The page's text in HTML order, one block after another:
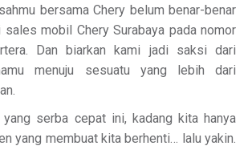
bersama Chery belum benar-benar
sales mobil Chery Surabaya pada nomor
Dan biarkan kami jadi saksi dari
menuju sesuatu yang lebih dari
yang serba cepat ini, kadang kita hanya
yang membuat kita berhenti… lalu yakin.